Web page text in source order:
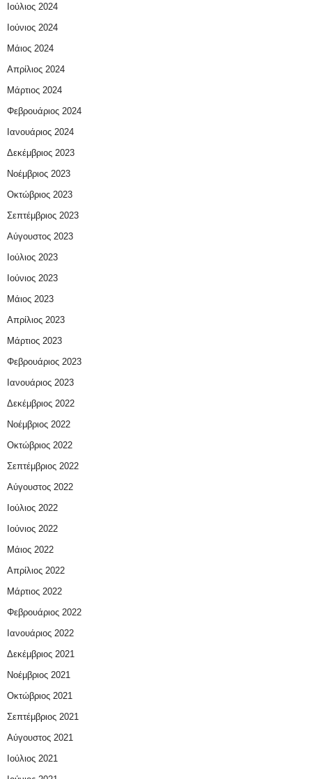
Ιούλιος 2024
Ιούνιος 2024
Μάιος 2024
Απρίλιος 2024
Μάρτιος 2024
Φεβρουάριος 2024
Ιανουάριος 2024
Δεκέμβριος 2023
Νοέμβριος 2023
Οκτώβριος 2023
Σεπτέμβριος 2023
Αύγουστος 2023
Ιούλιος 2023
Ιούνιος 2023
Μάιος 2023
Απρίλιος 2023
Μάρτιος 2023
Φεβρουάριος 2023
Ιανουάριος 2023
Δεκέμβριος 2022
Νοέμβριος 2022
Οκτώβριος 2022
Σεπτέμβριος 2022
Αύγουστος 2022
Ιούλιος 2022
Ιούνιος 2022
Μάιος 2022
Απρίλιος 2022
Μάρτιος 2022
Φεβρουάριος 2022
Ιανουάριος 2022
Δεκέμβριος 2021
Νοέμβριος 2021
Οκτώβριος 2021
Σεπτέμβριος 2021
Αύγουστος 2021
Ιούλιος 2021